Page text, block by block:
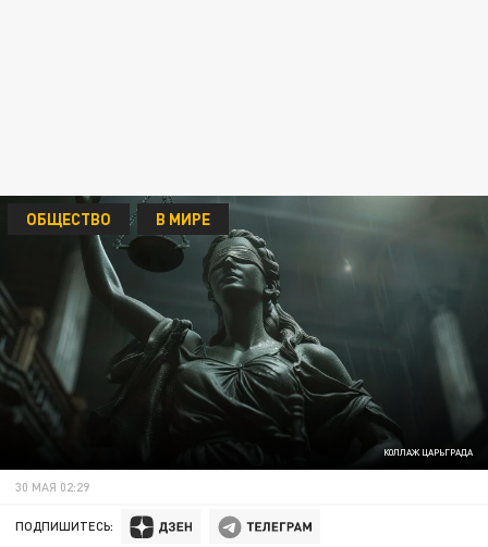
КОЛЛАЖ ЦАРЬГРАДА
ОБЩЕСТВО В МИРЕ
30 МАЯ 02:29
ПОДПИШИТЕСЬ: